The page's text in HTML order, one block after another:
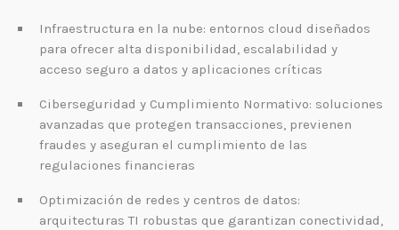
3 JUNIO, 2026
SOC y NOC: el corazón de la continuidad operativa
3 JUNIO, 2026
TOP VOTED
Introducen un enfoque proactivo para reducir
Infraestructura en la nube: entornos cloud diseñados
para ofrecer alta disponibilidad, escalabilidad y
acceso seguro a datos y aplicaciones críticas
Ciberseguridad y Cumplimiento Normativo: soluciones
avanzadas que protegen transacciones, previenen
fraudes y aseguran el cumplimiento de las
regulaciones financieras
Optimización de redes y centros de datos:
arquitecturas TI robustas que garantizan conectividad,